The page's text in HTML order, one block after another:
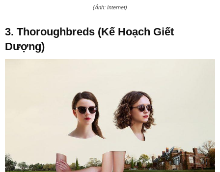
(Ảnh: Internet)
3. Thoroughbreds (Kế Hoạch Giết
Dượng)